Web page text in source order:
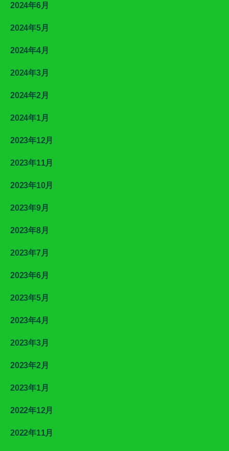
2024年6月
2024年5月
2024年4月
2024年3月
2024年2月
2024年1月
2023年12月
2023年11月
2023年10月
2023年9月
2023年8月
2023年7月
2023年6月
2023年5月
2023年4月
2023年3月
2023年2月
2023年1月
2022年12月
2022年11月